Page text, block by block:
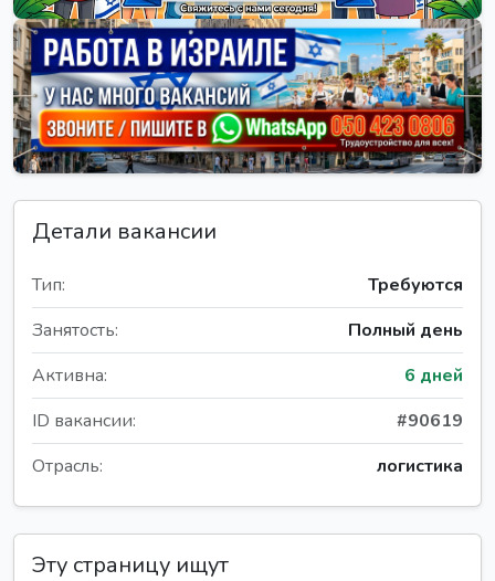
Детали вакансии
Тип:
Требуются
Занятость:
Полный день
Активна:
6 дней
ID вакансии:
#90619
Отрасль:
логистика
Эту страницу ищут